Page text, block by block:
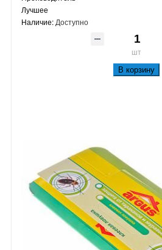
Лучшее
Наличие: Доступно
шт
В корзину